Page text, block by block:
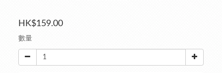
HK$159.00
數量